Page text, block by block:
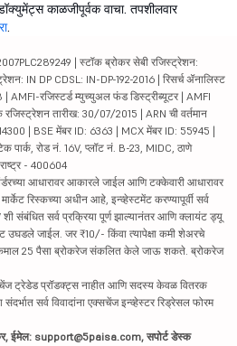
काळजीपूर्वक वाचा. तपशीलवार
.
| स्टॉक ब्रोकर सेबी रजिस्ट्रेशन:
IN DP CDSL: IN-DP-192-2016 | रिसर्च ॲनालिस्ट
रजिस्टर्ड म्युच्युअल फंड डिस्ट्रीब्यूटर | AMFI
तारीख: 30/07/2015 | ARN ची वर्तमान
| BSE मेंबर ID: 6363 | MCX मेंबर ID: 55945 |
रोड नं. 16V, प्लॉट नं. B-23, MIDC, ठाणे
- 400604
आधारावर आकारले जाईल आणि टक्केवारी आधारावर
रिस्कच्या अधीन आहे, इन्व्हेस्टमेंट करण्यापूर्वी सर्व
संबंधित सर्व प्रक्रिया पूर्ण झाल्यानंतर आणि क्लायंट ड्यू
उघडले जाईल. जर ₹10/- किंवा त्यापेक्षा कमी शेअरचे
25 पैसा ब्रोकरेज संकलित केले जाऊ शकते. ब्रोकरेज
ट्रेडेड प्रॉडक्ट्स नाहीत आणि सदस्य केवळ वितरक
सर्व विवादांना एक्सचेंज इन्व्हेस्टर रिड्रेसल फोरम
ईमेल: support@5paisa.com, सपोर्ट डेस्क